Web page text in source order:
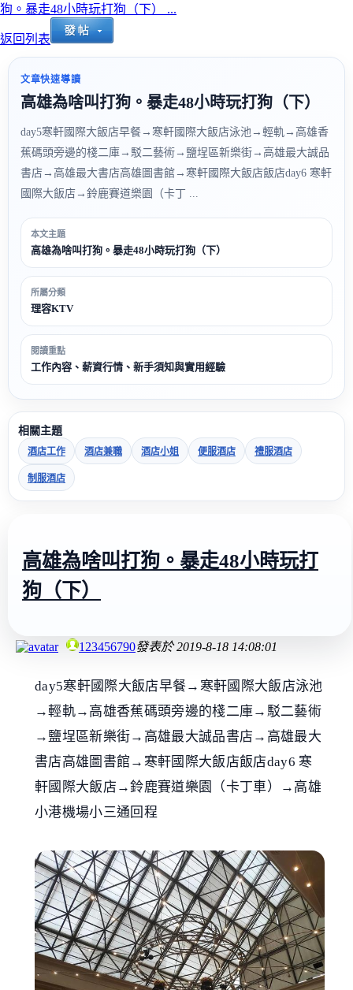
狗。暴走48小時玩打狗（下） ...
返回列表
文章快速導讀
高雄為啥叫打狗。暴走48小時玩打狗（下）
day5寒軒國際大飯店早餐→寒軒國際大飯店泳池→輕軌→高雄香
蕉碼頭旁邊的棧二庫→駁二藝術→鹽埕區新樂街→高雄最大誠品
書店→高雄最大書店高雄圖書館→寒軒國際大飯店飯店day6 寒軒
國際大飯店→鈴鹿賽道樂園（卡丁 ...
本文主題
高雄為啥叫打狗。暴走48小時玩打狗（下）
所屬分類
理容KTV
閱讀重點
工作內容、薪資行情、新手須知與實用經驗
相關主題
酒店工作 酒店兼職 酒店小姐 便服酒店 禮服酒店
制服酒店
高雄為啥叫打狗。暴走48小時玩打
狗（下）
123456790發表於2019-8-18 14:08:01
day5寒軒國際大飯店早餐→寒軒國際大飯店泳池
→輕軌→高雄香蕉碼頭旁邊的棧二庫→駁二藝術
→鹽埕區新樂街→高雄最大誠品書店→高雄最大
書店高雄圖書館→寒軒國際大飯店飯店day6 寒
軒國際大飯店→鈴鹿賽道樂園（卡丁車）→高雄
小港機場小三通回程